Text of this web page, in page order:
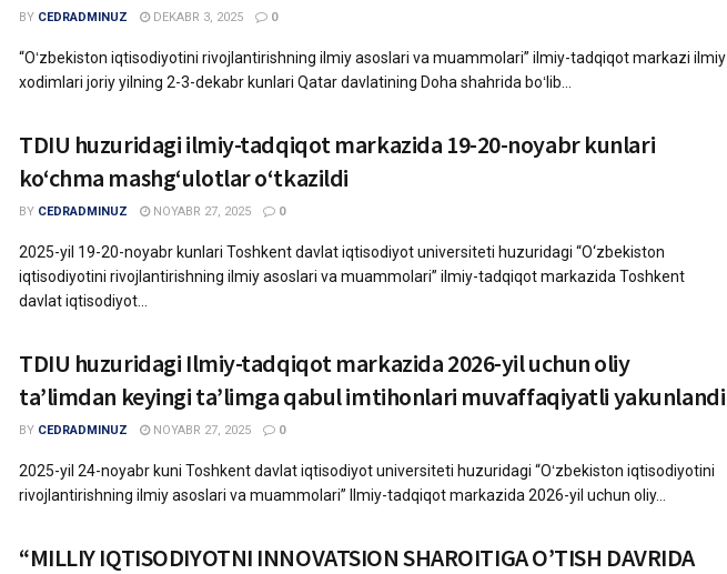
BY CEDRADMINUZ DEKABR 3, 2025 0
“Oʻzbekiston iqtisodiyotini rivojlantirishning ilmiy asoslari va muammolari” ilmiy-tadqiqot markazi ilmiy
xodimlari joriy yilning 2-3-dekabr kunlari Qatar davlatining Doha shahrida boʻlib...
TDIU huzuridagi ilmiy-tadqiqot markazida 19-20-noyabr kunlari
ko‘chma mashg‘ulotlar o‘tkazildi
BY CEDRADMINUZ NOYABR 27, 2025 0
2025-yil 19-20-noyabr kunlari Toshkent davlat iqtisodiyot universiteti huzuridagi “O‘zbekiston
iqtisodiyotini rivojlantirishning ilmiy asoslari va muammolari” ilmiy-tadqiqot markazida Toshkent
davlat iqtisodiyot...
TDIU huzuridagi Ilmiy-tadqiqot markazida 2026-yil uchun oliy
taʼlimdan keyingi taʼlimga qabul imtihonlari muvaffaqiyatli yakunlandi
BY CEDRADMINUZ NOYABR 27, 2025 0
2025-yil 24-noyabr kuni Toshkent davlat iqtisodiyot universiteti huzuridagi “Oʻzbekiston iqtisodiyotini
rivojlantirishning ilmiy asoslari va muammolari” Ilmiy-tadqiqot markazida 2026-yil uchun oliy...
“MILLIY IQTISODIYOTNI INNOVATSION SHAROITIGA O’TISH DAVRIDA